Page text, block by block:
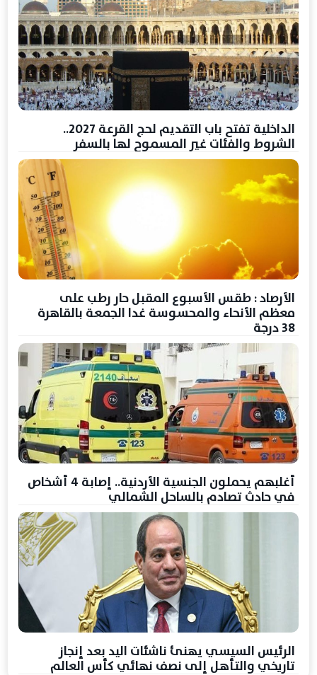
الداخلية تفتح باب التقديم لحج القرعة 2027..
الشروط والفئات غير المسموح لها بالسفر
الأرصاد : طقس الأسبوع المقبل حار رطب على
معظم الأنحاء والمحسوسة غدا الجمعة بالقاهرة
38 درجة
أغلبهم يحملون الجنسية الأردنية.. إصابة 4 أشخاص
في حادث تصادم بالساحل الشمالي
الرئيس السيسي يهنئ ناشئات اليد بعد إنجاز
تاريخي والتأهل إلى نصف نهائي كأس العالم